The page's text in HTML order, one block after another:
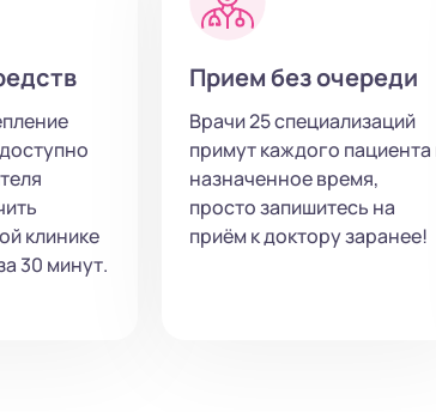
клинике
30 минут.
Прием без очереди
Врачи 25 специализаций
примут каждого пациента
назначенное время,
просто запишитесь на
приём к доктору заранее!